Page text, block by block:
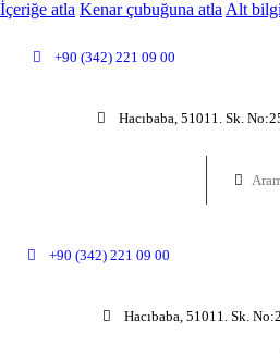
İçeriğe atla Kenar çubuğuna atla Alt
+90 (342) 221 09 00
Hacıbaba, 51011. Sk.
+90 (342) 221 09 00
Hacıbaba, 51011. Sk.